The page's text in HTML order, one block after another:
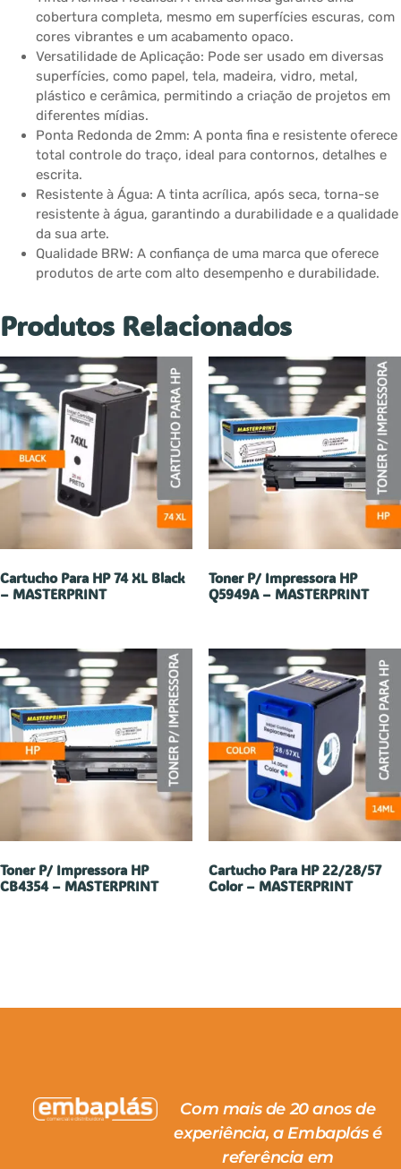
cobertura completa, mesmo em superfícies escuras, com
cores vibrantes e um acabamento opaco.
Versatilidade de Aplicação: Pode ser usado em diversas
superfícies, como papel, tela, madeira, vidro, metal,
plástico e cerâmica, permitindo a criação de projetos em
diferentes mídias.
Ponta Redonda de 2mm: A ponta fina e resistente oferece
total controle do traço, ideal para contornos, detalhes e
escrita.
Resistente à Água: A tinta acrílica, após seca, torna-se
resistente à água, garantindo a durabilidade e a qualidade
da sua arte.
Qualidade BRW: A confiança de uma marca que oferece
produtos de arte com alto desempenho e durabilidade.
Produtos Relacionados
Cartucho Para HP 74 XL Black
– MASTERPRINT
Toner P/ Impressora HP
Q5949A – MASTERPRINT
Toner P/ Impressora HP
CB4354 – MASTERPRINT
Cartucho Para HP 22/28/57
Color – MASTERPRINT
Com mais de 20 anos de
experiência, a Embaplás é
referência em